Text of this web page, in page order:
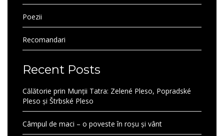
Poezii
Recomandari
Recent Posts
Călătorie prin Munții Tatra: Zelené Pleso, Popradské
Pleso și Štrbské Pleso
Câmpul de maci – o poveste în roșu și vânt